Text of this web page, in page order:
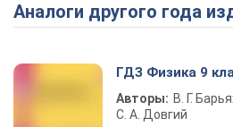
Аналоги другого года
ГДЗ Физика 9
Авторы: В. Г.
С. А. Довгий